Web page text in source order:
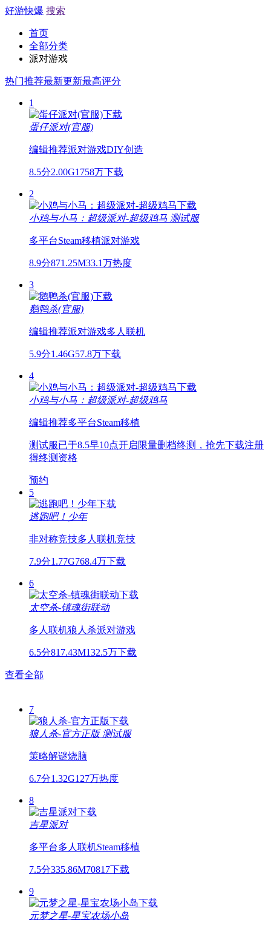
好游快爆 搜索
首页
全部分类
派对游戏
热门推荐最新更新最高评分
1
蛋仔派对(官服)
编辑推荐派对游戏DIY创造
8.5分2.00G1758万下载
2
小鸡与小马：超级派对-超级鸡马 测试服
多平台Steam移植派对游戏
8.9分871.25M33.1万热度
3
鹅鸭杀(官服)
编辑推荐派对游戏多人联机
5.9分1.46G57.8万下载
4
小鸡与小马：超级派对-超级鸡马
编辑推荐多平台Steam移植
测试服已于8.5早10点开启限量删档终测，抢先下载注册
得终测资格
预约
5
逃跑吧！少年
非对称竞技多人联机竞技
7.9分1.77G768.4万下载
6
太空杀-镇魂街联动
多人联机狼人杀派对游戏
6.5分817.43M132.5万下载
查看全部
7
狼人杀-官方正版 测试服
策略解谜烧脑
6.7分1.32G127万热度
8
吉星派对
多平台多人联机Steam移植
7.5分335.86M70817下载
9
元梦之星-星宝农场小岛